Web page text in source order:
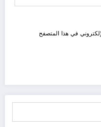
في هذا المتصفح